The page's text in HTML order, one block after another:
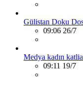
Gülistan Doku
09:06 26/7
Medya kadın
09:11 19/7